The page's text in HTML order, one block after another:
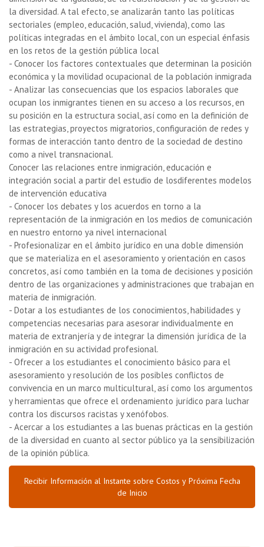
la diversidad. A tal efecto, se analizarán tanto las políticas
sectoriales (empleo, educación, salud, vivienda), como las
políticas integradas en el ámbito local, con un especial énfasis
en los retos de la gestión pública local
- Conocer los factores contextuales que determinan la posición
económica y la movilidad ocupacional de la población inmigrada
- Analizar las consecuencias que los espacios laborales que
ocupan los inmigrantes tienen en su acceso a los recursos, en
su posición en la estructura social, así como en la definición de
las estrategias, proyectos migratorios, configuración de redes y
formas de interacción tanto dentro de la sociedad de destino
como a nivel transnacional.
Conocer las relaciones entre inmigración, educación e
integración social a partir del estudio de losdiferentes modelos
de intervención educativa
- Conocer los debates y los acuerdos en torno a la
representación de la inmigración en los medios de comunicación
en nuestro entorno ya nivel internacional
- Profesionalizar en el ámbito jurídico en una doble dimensión
que se materializa en el asesoramiento y orientación en casos
concretos, así como también en la toma de decisiones y posición
dentro de las organizaciones y administraciones que trabajan en
materia de inmigración.
- Dotar a los estudiantes de los conocimientos, habilidades y
competencias necesarias para asesorar individualmente en
materia de extranjería y de integrar la dimensión jurídica de la
inmigración en su actividad profesional.
- Ofrecer a los estudiantes el conocimiento básico para el
asesoramiento y resolución de los posibles conflictos de
convivencia en un marco multicultural, así como los argumentos
y herramientas que ofrece el ordenamiento jurídico para luchar
contra los discursos racistas y xenófobos.
- Acercar a los estudiantes a las buenas prácticas en la gestión
de la diversidad en cuanto al sector público ya la sensibilización
de la opinión pública.
Recibir Información al Instante sobre Costos y Próxima Fecha
de Inicio